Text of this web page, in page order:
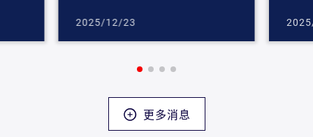
2025/12/23
更多消息